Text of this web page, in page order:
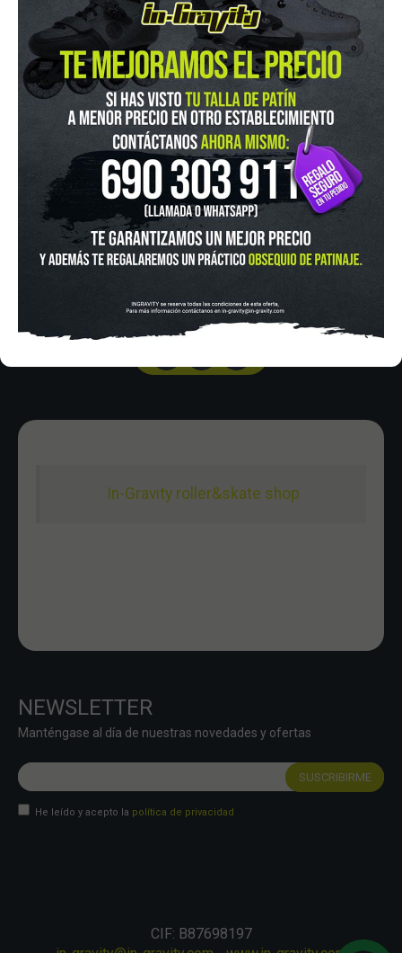
In-Gravity roller&skate shop
IN-GRAVITY MADRID RETIRO
Pza. Mariano de Cavia, 2
Tel.:
915 524 553
in-gravity@in-gravity.com
HORARIO
Lunes a Viernes de 12:00 - 20:30
Domingo 10:00-15:00
NEWSLETTER
Manténgase al día de nuestras novedades y ofertas
He leído y acepto la política de privacidad
CIF: B87698197